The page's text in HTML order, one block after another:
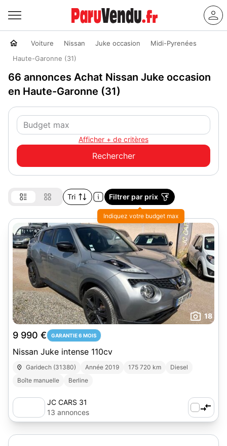
Voiture Nissan Juke occasion
Midi-Pyrenées
Haute-Garonne (31)
66 annonces Achat Nissan Juke occasion
en Haute-Garonne (31)
Afficher + de critères
Tri Filtrer par prix
18
9 990 € GARANTIE 6 MOIS
Nissan Juke intense 110cv
Garidech (31380) Année 2019 175 720 km
Diesel
Boîte manuelle
Berline
JC CARS 31
13 annonces